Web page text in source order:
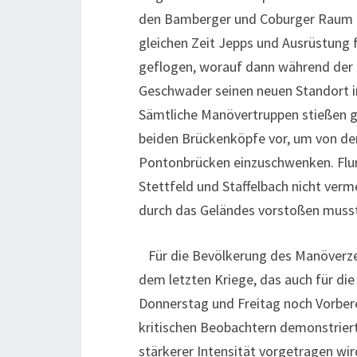
den Bamberger und Coburger
gleichen Zeit Jepps und
geflogen, worauf dann während
Geschwader seinen neuen
Sämtliche Manövertruppen stießen
beiden Brückenköpfe vor, um von
Pontonbrücken einzuschwenken.
Stettfeld und Staffelbach nicht
durch das Geländes vorstoßen
Für die Bevölkerung des
dem letzten Kriege, das auch für
Donnerstag und Freitag noch
kritischen Beobachtern
stärkerer Intensität vorgetragen